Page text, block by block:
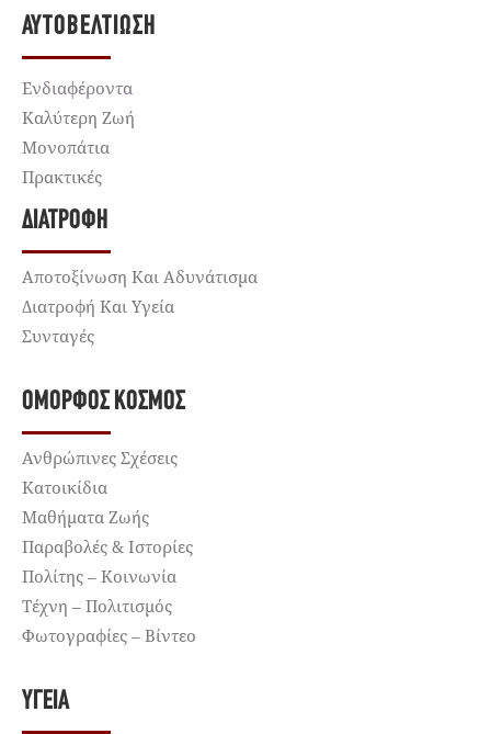
ΑΥΤΟΒΕΛΤΊΩΣΗ
Ενδιαφέροντα
Καλύτερη Ζωή
Μονοπάτια
Πρακτικές
ΔΙΑΤΡΟΦΉ
Αποτοξίνωση Και Αδυνάτισμα
Διατροφή Και Υγεία
Συνταγές
ΌΜΟΡΦΟΣ ΚΌΣΜΟΣ
Ανθρώπινες Σχέσεις
Κατοικίδια
Μαθήματα Ζωής
Παραβολές & Ιστορίες
Πολίτης – Κοινωνία
Τέχνη – Πολιτισμός
Φωτογραφίες – Βίντεο
ΥΓΕΊΑ